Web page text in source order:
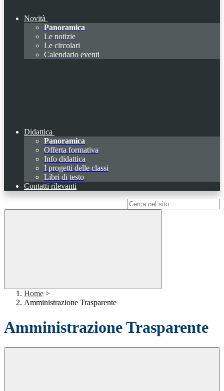
Novità
Panoramica
Le notizie
Le circolari
Calendario eventi
Didattica
Panoramica
Offerta formativa
Info didattica
I progetti delle classi
Libri di testo
Contatti rilevanti
Home >
Amministrazione Trasparente
Amministrazione Trasparente